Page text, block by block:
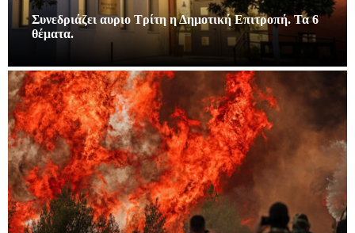
Συνεδριάζει αυριο Τρίτη η Δημοτική Επιτροπή. Τα 6
θέματα.